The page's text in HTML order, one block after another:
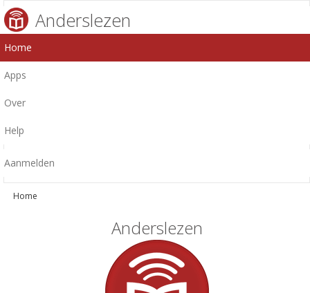
Anderslezen
Home
Apps
Over
Help
Aanmelden
Home
Anderslezen